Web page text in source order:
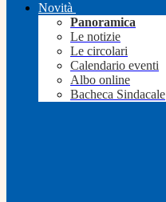
Novità
Panoramica
Le notizie
Le circolari
Calendario eventi
Albo online
Bacheca Sindacale